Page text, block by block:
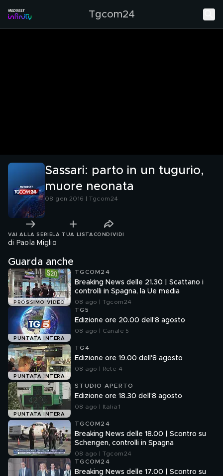
Tgcom24
Sassari: parto in un tugurio,
muore neonata
08 gen 2016 | Tgcom24
VAI ALLA SERIE LA TUA LISTA CONDIVIDI
di Paola Miglio
Guarda anche
PROSSIMO VIDEO
TGCOM24
Breaking News delle 21.30 | Scattano i
controlli in Spagna, la Ue media
08 ago | Tgcom24
PUNTATA INTERA
TG5
Edizione ore 20.00 dell'8 agosto
08 ago | Canale 5
PUNTATA INTERA
TG4
Edizione ore 19.00 dell'8 agosto
08 ago | Rete 4
PUNTATA INTERA
STUDIO APERTO
Edizione ore 18.30 dell'8 agosto
08 ago | Italia 1
TGCOM24
Breaking News delle 18.00 | Scontro su
Schengen, controlli in Spagna
08 ago | Tgcom24
TGCOM24
Breaking News delle 17.00 | Scontro su